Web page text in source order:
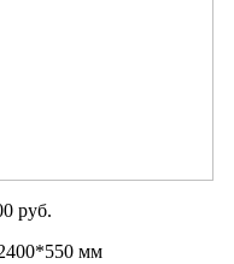
руб.
мм